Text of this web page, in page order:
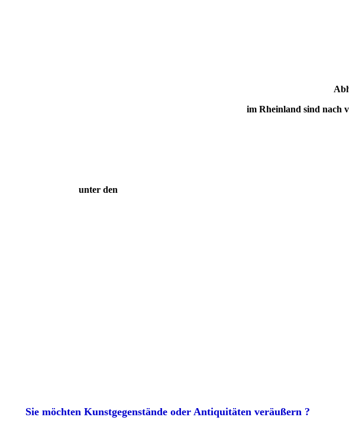
im Rheinland sind nach
unter den
zu
Sie möchten Kunstgegenstände oder Antiquitäten veräußern ?